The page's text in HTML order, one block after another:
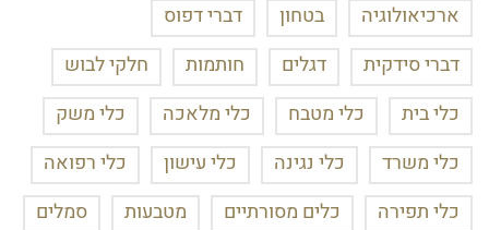
ארכיאולוגיה בטחון
דברי דפוס
דברי סידקית
דגלים חותמות
חלקי לבוש
כלי בית
כלי מטבח כלי מלאכה
כלי משק
כלי משרד
כלי נגינה כלי עישון
כלי רפואה
כלי תפירה
כלים מסורתיים מטבעות
סמלים